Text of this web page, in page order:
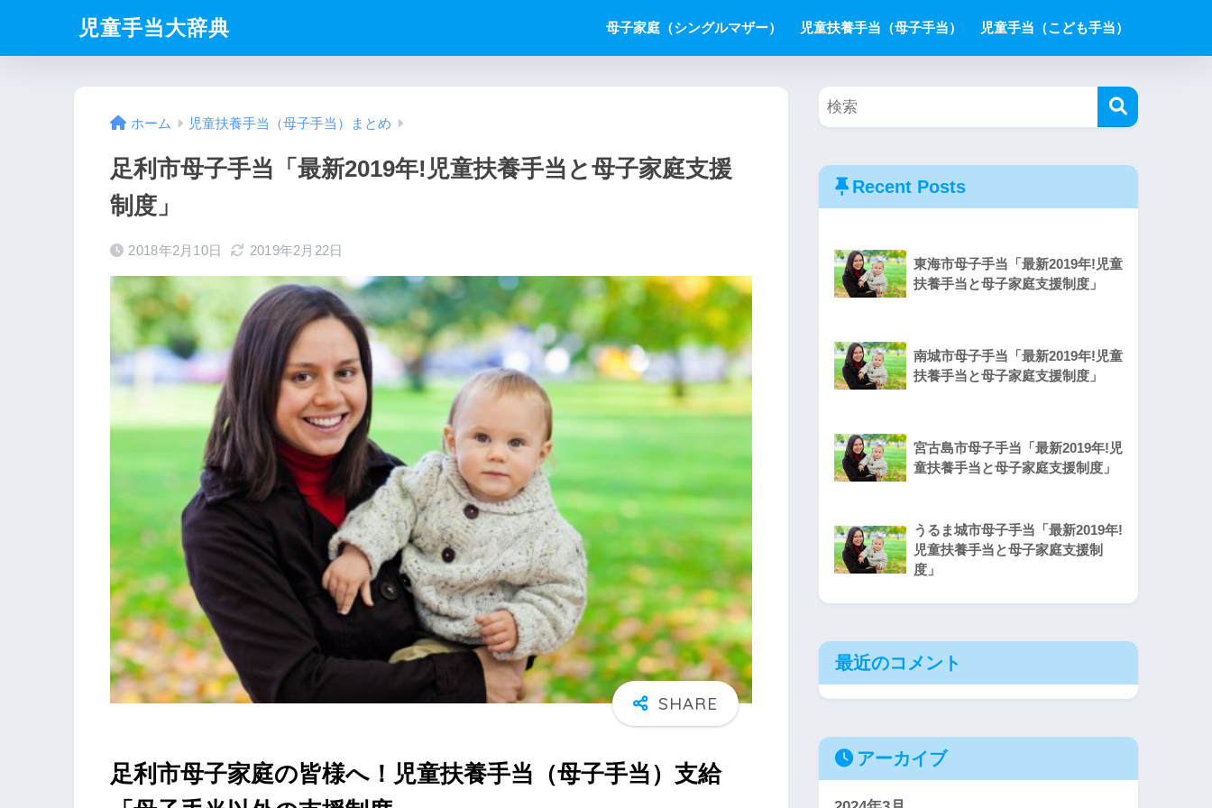
児童手当大辞典 母子家庭（シングルマザー） 児童扶養手当（母子手当） 児童手当（こども手当）
ホーム 児童扶養手当（母子手当）まとめ
足利市母子手当「最新2019年!児童扶養手当と母子家庭支援
制度」
2018年2月10日 2019年2月22日
足利市母子家庭の皆様へ！児童扶養手当（母子手当）支給
Recent Posts
東海市母子手当「最新2019年!児童
扶養手当と母子家庭支援制度」
南城市母子手当「最新2019年!児童
扶養手当と母子家庭支援制度」
宮古島市母子手当「最新2019年!児
童扶養手当と母子家庭支援制度」
うるま城市母子手当「最新2019年!
児童扶養手当と母子家庭支援制
度」
最近のコメント
アーカイブ